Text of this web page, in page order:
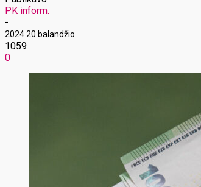
PK inform.
-
2024 20 balandžio
1059
0